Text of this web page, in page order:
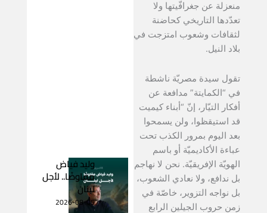
منعزلة عن جغرافّيتها ولا
تعدّدها التاريخي كحاضنة
لثقافات وشعوب امتزجت في
بلاد النيل.
تقول سيدة مصريّة ناشطة
في “الكمايتة” مدافعة عن
أفكار التيّار، إنّ “أبناء كيميت
قد استيقظوا، ولن يسمحوا
بعد اليوم بمرور الكذب تحت
عباءة الأكاديميّة أو باسم
الهويّة الإفريقيّة. نحن لا نهاجم
بل ندافع، ولا نعادي الشعوب،
بل نواجه التزوير، خاصّة في
زمن حروب الجيلين الرابع
وليد فياض
مفاوضًا.. لأجل
لبنان
2026-08-05